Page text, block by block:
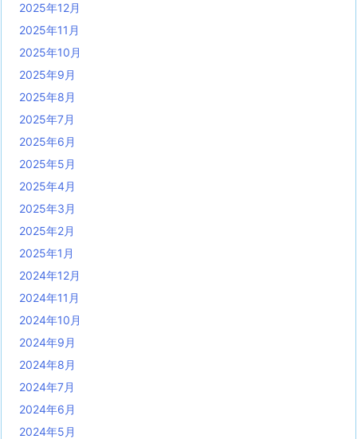
2025年12月
2025年11月
2025年10月
2025年9月
2025年8月
2025年7月
2025年6月
2025年5月
2025年4月
2025年3月
2025年2月
2025年1月
2024年12月
2024年11月
2024年10月
2024年9月
2024年8月
2024年7月
2024年6月
2024年5月